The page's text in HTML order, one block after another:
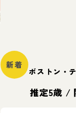
新着
ボストン・
推定5歳 /